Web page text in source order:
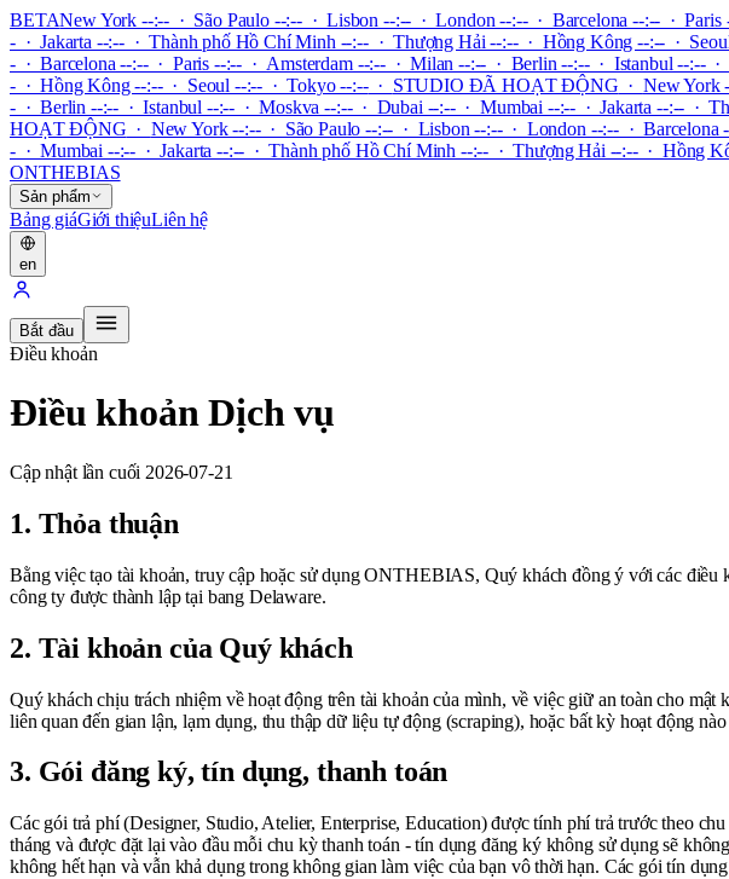
BETANew York --:-- · São Paulo --:-- · Lisbon --:-- · London --:-- · Barcelona --:-- ·
- · Jakarta --:-- · Thành phố Hồ Chí Minh --:-- · Thượng Hải --:-- · Hồng Kông --:-- ·
- · Barcelona --:-- · Paris --:-- · Amsterdam --:-- · Milan --:-- · Berlin --:-- · Istanbul --:--
- · Hồng Kông --:-- · Seoul --:-- · Tokyo --:--· STUDIO ĐÃ HOẠT ĐỘNG · New York
- · Berlin --:-- · Istanbul --:-- · Moskva --:-- · Dubai --:-- · Mumbai --:-- · Jakarta --:-- ·
HOẠT ĐỘNG · New York --:-- · São Paulo --:-- · Lisbon --:-- · London --:-- ·
- · Mumbai --:-- · Jakarta --:-- · Thành phố Hồ Chí Minh --:-- · Thượng Hải --:-- · Hồng
ONTHEBIAS
Sản phẩm
Bảng giáGiới thiệuLiên hệ
en
Bắt đầu
Điều khoản
Điều khoản Dịch vụ
Cập nhật lần cuối 2026-07-21
1. Thỏa thuận
Bằng việc tạo tài khoản, truy cập hoặc sử dụng ONTHEBIAS, Quý khách đồng ý với các
công ty được thành lập tại bang Delaware.
2. Tài khoản của Quý khách
Quý khách chịu trách nhiệm về hoạt động trên tài khoản của mình, về việc giữ an toàn cho
liên quan đến gian lận, lạm dụng, thu thập dữ liệu tự động (scraping), hoặc bất kỳ hoạt động
3. Gói đăng ký, tín dụng, thanh toán
Các gói trả phí (Designer, Studio, Atelier, Enterprise, Education) được tính phí trả trước theo
tháng và được đặt lại vào đầu mỗi chu kỳ thanh toán - tín dụng đăng ký không sử dụng sẽ
không hết hạn và vẫn khả dụng trong không gian làm việc của bạn vô thời hạn. Các gói tín